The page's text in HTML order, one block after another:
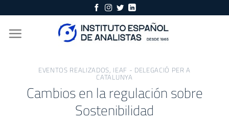
content
EVENTOS REALIZADOS, IEAF - DELEGACIÓ PER A
CATALUNYA
Cambios en la regulación sobre
Sostenibilidad